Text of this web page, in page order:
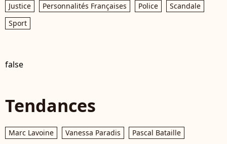
Justice Personnalités Françaises Police
Scandale
Sport
false
Tendances
Marc Lavoine Vanessa Paradis Pascal Bataille